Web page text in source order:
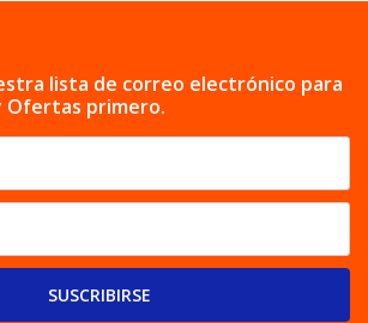
lista de correo electrónico para
Ofertas primero.
SUSCRIBIRSE